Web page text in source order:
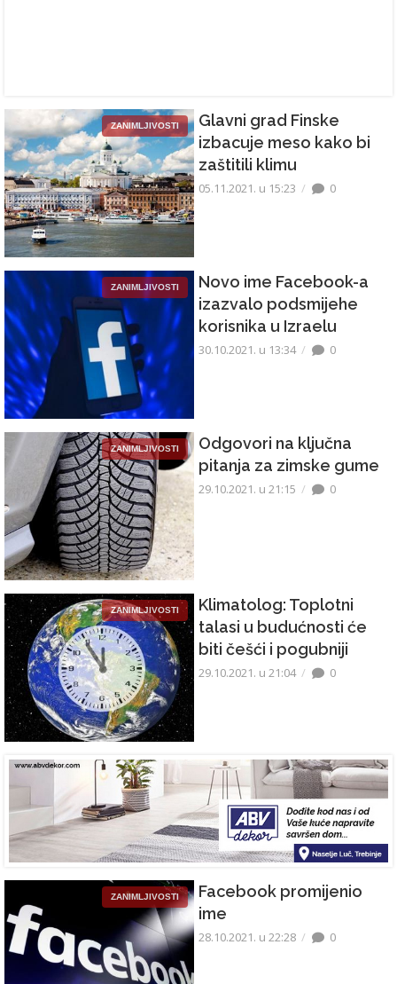
ZANIMLJIVOSTI
Glavni grad Finske
izbacuje meso kako bi
zaštitili klimu
05.11.2021. u 15:23 0
ZANIMLJIVOSTI
Novo ime Facebook-a
izazvalo podsmijehe
korisnika u Izraelu
30.10.2021. u 13:34 0
ZANIMLJIVOSTI
Odgovori na ključna
pitanja za zimske gume
29.10.2021. u 21:15 0
ZANIMLJIVOSTI
Klimatolog: Toplotni
talasi u budućnosti će
biti češći i pogubniji
29.10.2021. u 21:04 0
ZANIMLJIVOSTI
Facebook promijenio
ime
28.10.2021. u 22:28 0